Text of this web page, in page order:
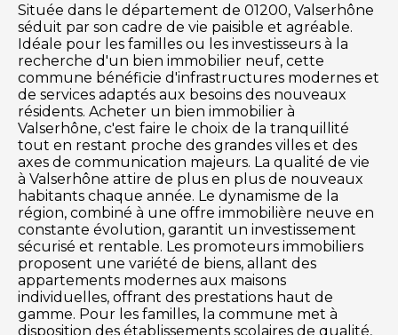
Située dans le département de 01200, Valserhône
séduit par son cadre de vie paisible et agréable.
Idéale pour les familles ou les investisseurs à la
recherche d'un bien immobilier neuf, cette
commune bénéficie d'infrastructures modernes et
de services adaptés aux besoins des nouveaux
résidents. Acheter un bien immobilier à
Valserhône, c'est faire le choix de la tranquillité
tout en restant proche des grandes villes et des
axes de communication majeurs. La qualité de vie
à Valserhône attire de plus en plus de nouveaux
habitants chaque année. Le dynamisme de la
région, combiné à une offre immobilière neuve en
constante évolution, garantit un investissement
sécurisé et rentable. Les promoteurs immobiliers
proposent une variété de biens, allant des
appartements modernes aux maisons
individuelles, offrant des prestations haut de
gamme. Pour les familles, la commune met à
disposition des établissements scolaires de qualité,